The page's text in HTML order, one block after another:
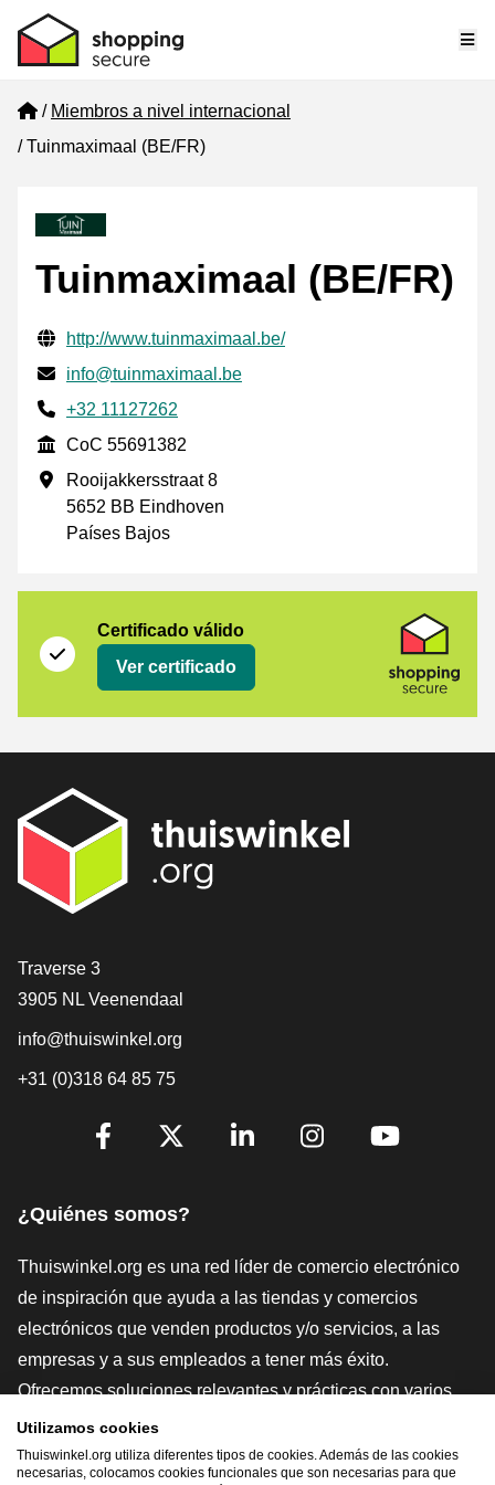
Home
Miembros a nivel internacional
Tuinmaximaal (BE/FR)
Tuinmaximaal (BE/FR)
Información de contacto verificada
Website URL
http://www.tuinmaximaal.be/
Envía un correo electrónico a
info@tuinmaximaal.be
Phone number
+32 11127262
CoC
CoC 55691382
Dirección de la empresa
Rooijakkersstraat 8
5652 BB Eindhoven
Países Bajos
Certificado válido
Ver certificado
[_General:Contact]
Traverse 3
3905 NL Veenendaal
info@thuiswinkel.org
+31 (0)318 64 85 75
[_General:SocialMediaTitle]
¿Quiénes somos?
Thuiswinkel.org es una red líder de comercio electrónico
de inspiración que ayuda a las tiendas y comercios
electrónicos que venden productos y/o servicios, a las
empresas y a sus empleados a tener más éxito.
Ofrecemos soluciones relevantes y prácticas con varios
sellos de confianza, Thuiswinkel Reviews, herramientas y
asesoramiento jurídico, defensa, estudios de mercado, y
Utilizamos cookies
Thuiswinkel.org utiliza diferentes tipos de cookies. Además de las cookies
necesarias, colocamos cookies funcionales que son necesarias para que